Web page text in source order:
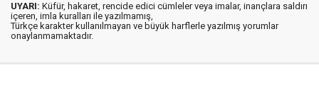
UYARI: Küfür, hakaret, rencide edici cümleler veya imalar, inançlara saldırı
içeren, imla kuralları ile yazılmamış,
Türkçe karakter kullanılmayan ve büyük harflerle yazılmış yorumlar
onaylanmamaktadır.